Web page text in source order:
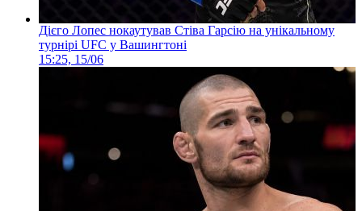
Дієго Лопес нокаутував Стіва Гарсію на унікальному
турнірі UFC у Вашингтоні
15:25, 15/06